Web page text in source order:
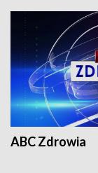
ABC Zdrowia